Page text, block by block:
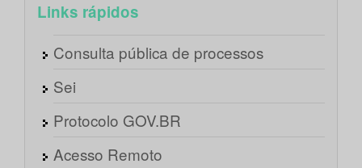
Links rápidos
Consulta pública de processos
Sei
Protocolo GOV.BR
Acesso Remoto